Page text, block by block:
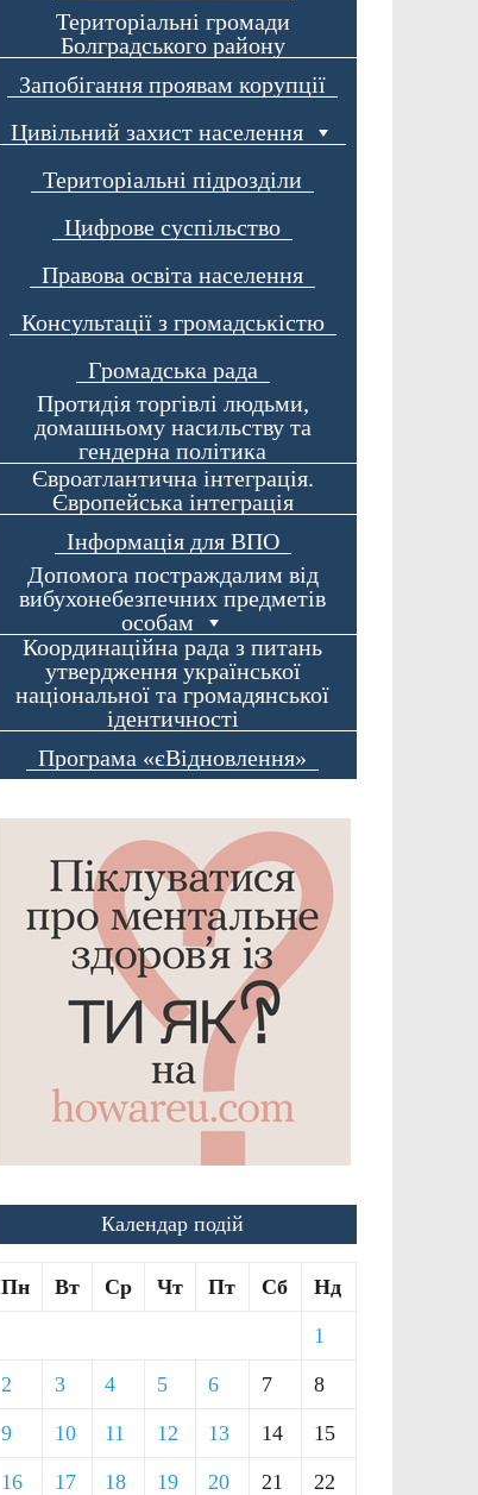
Територіальні громади
Болградського району
Запобігання проявам корупції
Цивільний захист населення
Територіальні підрозділи
Цифрове суспільство
Правова освіта населення
Консультації з громадськістю
Громадська рада
Протидія торгівлі людьми,
домашньому насильству та
гендерна політика
Євроатлантична інтеграція.
Європейська інтеграція
Інформація для ВПО
Допомога постраждалим від
вибухонебезпечних предметів
особам
Координаційна рада з питань
утвердження української
національної та громадянської
ідентичності
Програма «єВідновлення»
Календар подій
Пн Вт Ср Чт Пт Сб Нд
1
2 3 4 5 6 7 8
9 10 11 12 13 14 15
16 17 18 19 20 21 22